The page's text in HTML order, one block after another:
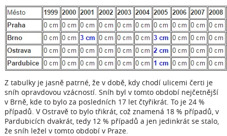
Z tabulky je jasně patrné, že v době, kdy chodí ulicemi čerti je
sníh opravdovou vzácností. Sníh byl v tomto období nejčetnější
v Brně, kde to bylo za posledních 17 let čtyřikrát. To je 24 %
případů. V Ostravě to bylo třikrát, což znamená 18 % případů, v
Pardubicích dvakrát, tedy 12 % případů a jen jedinkrát se stalo,
že sníh ležel v tomto období v Praze.